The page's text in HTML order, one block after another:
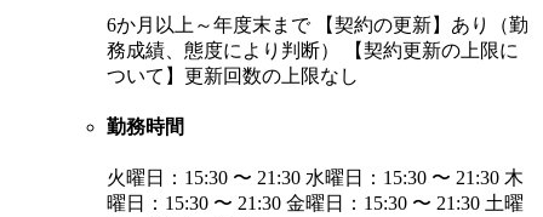
6か月以上～年度末まで 【契約の更新】あり（勤
務成績、態度により判断） 【契約更新の上限に
ついて】更新回数の上限なし
勤務時間
火曜日：15:30 〜 21:30 水曜日：15:30 〜 21:30 木
曜日：15:30 〜 21:30 金曜日：15:30 〜 21:30 土曜